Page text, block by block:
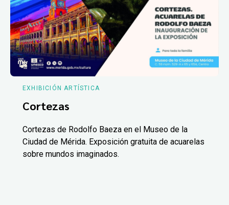
EXHIBICIÓN ARTÍSTICA
Cortezas
Cortezas de Rodolfo Baeza en el Museo de la
Ciudad de Mérida. Exposición gratuita de acuarelas
sobre mundos imaginados.